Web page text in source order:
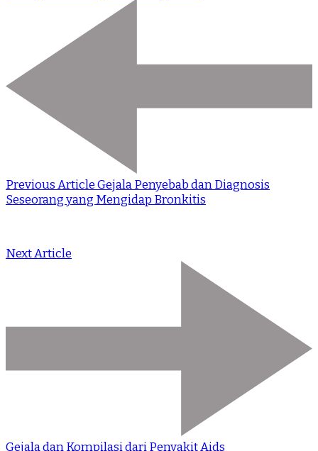
Previous ArticleGejala Penyebab dan Diagnosis
Seseorang yang Mengidap Bronkitis
Next Article
Gejala dan Kompilasi dari Penyakit Aids